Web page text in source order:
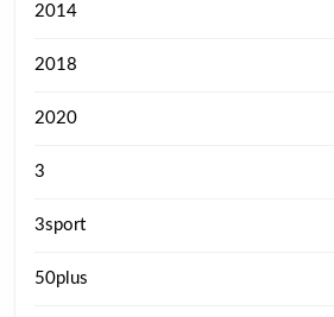
2014
2018
2020
3
3sport
50plus